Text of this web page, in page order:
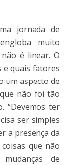
jornada de
muito
é linear. O
e quais fatores
um aspecto de
não foi tão
“Devemos ter
ser simples
a presença da
que não
de